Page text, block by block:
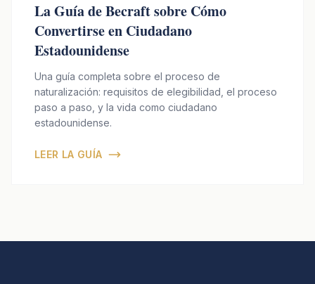
La Guía de Becraft sobre Cómo
Convertirse en Ciudadano
Estadounidense
Una guía completa sobre el proceso de
naturalización: requisitos de elegibilidad, el proceso
paso a paso, y la vida como ciudadano
estadounidense.
LEER LA GUÍA